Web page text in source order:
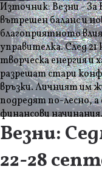
Източник: Везни - За
вътрешен баланс и
благоприятното
управителка. След
творческа енергия и
разрешат стари
връзки. Личният им
подредят по-лесно,
финансови начинания.
Везни:
22-28